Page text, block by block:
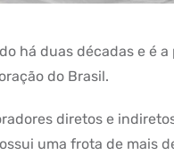
há duas décadas e é
do Brasil.
diretos e
uma frota de mais